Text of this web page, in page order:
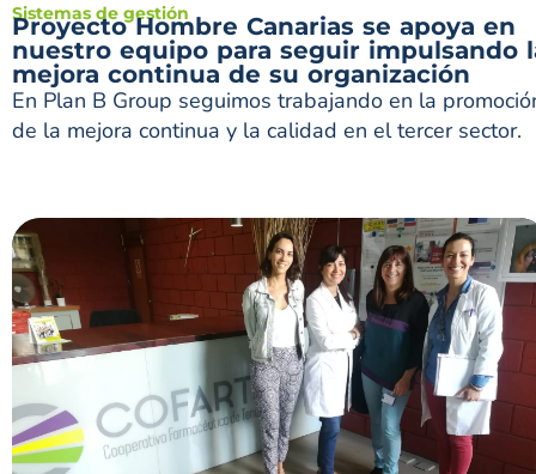
Sistemas de gestión
Proyecto Hombre Canarias se apoya en
nuestro equipo para seguir impulsando
mejora continua de su organización
En Plan B Group seguimos trabajando en la
de la mejora continua y la calidad en el tercer sector.